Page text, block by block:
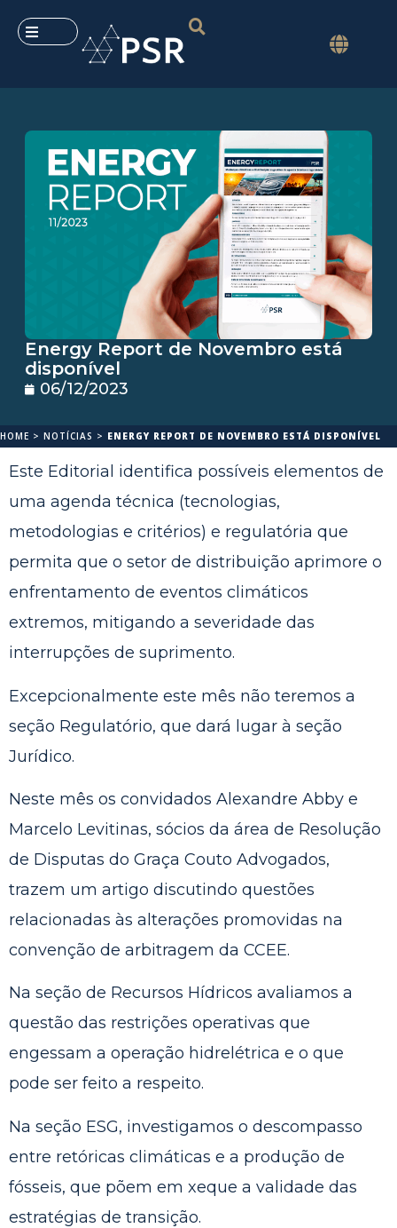
Energy Report de Novembro está
disponível
06/12/2023
HOME > NOTÍCIAS > ENERGY REPORT DE NOVEMBRO ESTÁ DISPONÍVEL
Este Editorial identifica possíveis elementos de
uma agenda técnica (tecnologias,
metodologias e critérios) e regulatória que
permita que o setor de distribuição aprimore o
enfrentamento de eventos climáticos
extremos, mitigando a severidade das
interrupções de suprimento.
Excepcionalmente este mês não teremos a
seção Regulatório, que dará lugar à seção
Jurídico.
Neste mês os convidados Alexandre Abby e
Marcelo Levitinas, sócios da área de Resolução
de Disputas do Graça Couto Advogados,
trazem um artigo discutindo questões
relacionadas às alterações promovidas na
convenção de arbitragem da CCEE.
Na seção de Recursos Hídricos avaliamos a
questão das restrições operativas que
engessam a operação hidrelétrica e o que
pode ser feito a respeito.
Na seção ESG, investigamos o descompasso
entre retóricas climáticas e a produção de
fósseis, que põem em xeque a validade das
estratégias de transição.